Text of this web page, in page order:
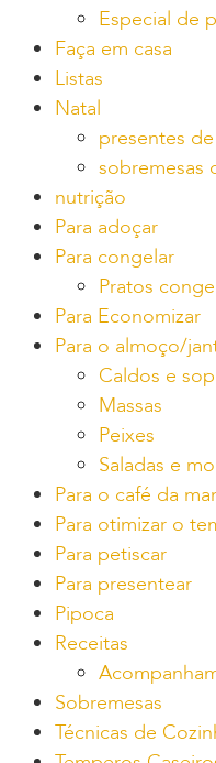
Especial de
Faça em casa
Listas
Natal
presentes
sobremesas
nutrição
Para adoçar
Para congelar
Pratos
Para Economizar
Para o almoço/
Caldos e
Massas
Peixes
Saladas e
Para o café da
Para otimizar o
Para petiscar
Para presentear
Pipoca
Receitas
Sobremesas
Técnicas de